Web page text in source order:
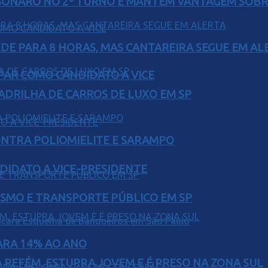
COMO CANDIDATO A VICE
A VICE-PRESIDENTE
ESTUPRA JOVEM E É PRESO NA ZONA SUL
PARA 8 HORAS, MAS CANTAREIRA SEGUE EM
DE CARROS DE LUXO EM SP
POLIOMIELITE E SARAMPO
E TRANSPORTE PÚBLICO EM SP
14% AO ANO